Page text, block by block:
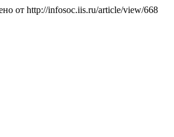
от http://infosoc.iis.ru/article/view/668